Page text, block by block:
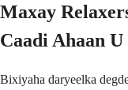
Maxay
Caadi Ahaan
Bixiyaha daryeelka